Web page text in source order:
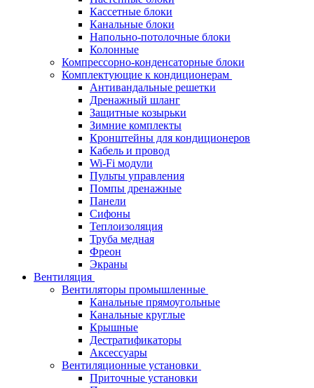
Кассетные блоки
Канальные блоки
Напольно-потолочные блоки
Колонные
Компрессорно-конденсаторные блоки
Комплектующие к кондиционерам
Антивандальные решетки
Дренажный шланг
Защитные козырьки
Зимние комплекты
Кронштейны для кондиционеров
Кабель и провод
Wi-Fi модули
Пульты управления
Помпы дренажные
Панели
Сифоны
Теплоизоляция
Труба медная
Фреон
Экраны
Вентиляция
Вентиляторы промышленные
Канальные прямоугольные
Канальные круглые
Крышные
Дестратификаторы
Аксессуары
Вентиляционные установки
Приточные установки